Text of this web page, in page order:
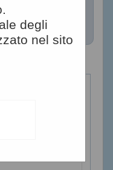
degli
nel sito
se
anche un
della